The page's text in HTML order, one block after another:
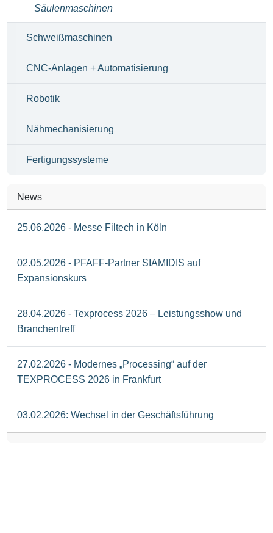
Säulenmaschinen
Schweißmaschinen
CNC-Anlagen + Automatisierung
Robotik
Nähmechanisierung
Fertigungssysteme
News
25.06.2026 - Messe Filtech in Köln
02.05.2026 - PFAFF-Partner SIAMIDIS auf
Expansionskurs
28.04.2026 - Texprocess 2026 – Leistungsshow und
Branchentreff
27.02.2026 - Modernes „Processing“ auf der
TEXPROCESS 2026 in Frankfurt
03.02.2026: Wechsel in der Geschäftsführung